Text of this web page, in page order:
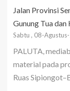
Jalan Provinsi
Gunung Tua
Sabtu , 08-
PALUTA,
material pada
Ruas